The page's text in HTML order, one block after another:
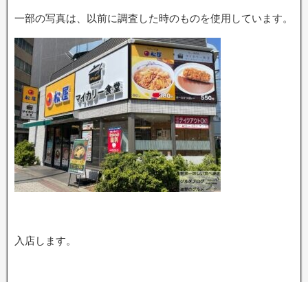
一部の写真は、以前に調査した時のものを使用しています。
入店します。